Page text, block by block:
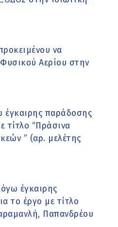
να
Αερίου στην
έγκαιρης παράδοσης
τίτλο “Πράσινα
” (αρ. μελέτης
έγκαιρης
το έργο με τίτλο
Παπανδρέου